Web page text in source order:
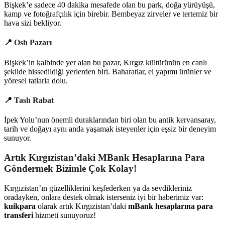
Bişkek’e sadece 40 dakika mesafede olan bu park, doğa yürüyüşü,
kamp ve fotoğrafçılık için birebir. Bembeyaz zirveler ve tertemiz bir
hava sizi bekliyor.
📍 Osh Pazarı
Bişkek’in kalbinde yer alan bu pazar, Kırgız kültürünün en canlı
şekilde hissedildiği yerlerden biri. Baharatlar, el yapımı ürünler ve
yöresel tatlarla dolu.
📍 Tash Rabat
İpek Yolu’nun önemli duraklarından biri olan bu antik kervansaray,
tarih ve doğayı aynı anda yaşamak isteyenler için eşsiz bir deneyim
sunuyor.
Artık Kırgızistan’daki MBank Hesaplarına Para
Göndermek Bizimle Çok Kolay!
Kırgızistan’ın güzelliklerini keşfederken ya da sevdikleriniz
oradayken, onlara destek olmak isterseniz iyi bir haberimiz var:
kuikpara olarak artık Kırgızistan’daki mBank hesaplarına para
transferi hizmeti sunuyoruz!